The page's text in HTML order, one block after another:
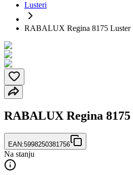
Lusteri
RABALUX Regina 8175 Luster
RABALUX Regina
EAN:5998250381756
Na stanju